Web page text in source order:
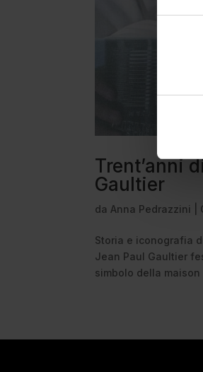
Trent’anni
Gaultier
da Anna Pedrazzini
Storia e iconografia
Jean Paul Gaultier
simbolo della maison